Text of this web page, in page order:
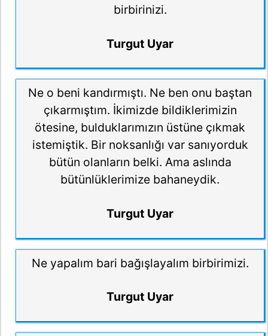
birbirinizi.
Turgut Uyar
Ne o beni kandırmıştı. Ne ben onu baştan
çıkarmıştım. İkimizde bildiklerimizin
ötesine, bulduklarımızın üstüne çıkmak
istemiştik. Bir noksanlığı var sanıyorduk
bütün olanların belki. Ama aslında
bütünlüklerimize bahaneydik.
Turgut Uyar
Ne yapalım bari bağışlayalım birbirimizi.
Turgut Uyar